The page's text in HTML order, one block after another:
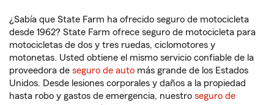
¿Sabía que State Farm ha ofrecido seguro de motocicleta
desde 1962? State Farm ofrece seguro de motocicleta para
motocicletas de dos y tres ruedas, ciclomotores y
motonetas. Usted obtiene el mismo servicio confiable de la
proveedora de seguro de auto más grande de los Estados
Unidos. Desde lesiones corporales y daños a la propiedad
hasta robo y gastos de emergencia, nuestro seguro de